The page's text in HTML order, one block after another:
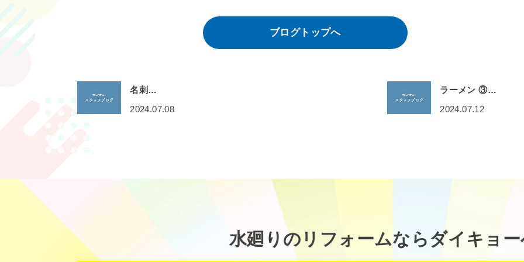
ブログトップへ
名刺…
2024.07.08
ラーメン ③…
2024.07.12
水廻りのリフォームならダイキョ